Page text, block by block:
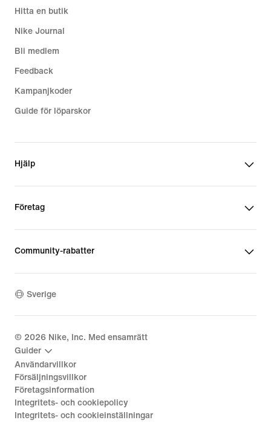
Hitta en butik
Nike Journal
Bli medlem
Feedback
Kampanjkoder
Guide för löparskor
Hjälp
Företag
Community-rabatter
Sverige
© 2026 Nike, Inc. Med ensamrätt
Guider
Användarvillkor
Försäljningsvillkor
Företagsinformation
Integritets- och cookiepolicy
Integritets- och cookieinställningar